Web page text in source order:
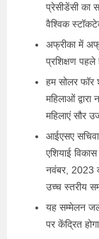
प्रेसीडेंसी का
वैश्विक
अफ्रीका में
प्रशिक्षण पहले
हम सोलर फॉर
महिलाओं द्वारा
महिलाएं सौर
आईएसए
एशियाई
नवंबर, 2023
उच्च स्तरीय
यह सम्मेलन
पर केंद्रित